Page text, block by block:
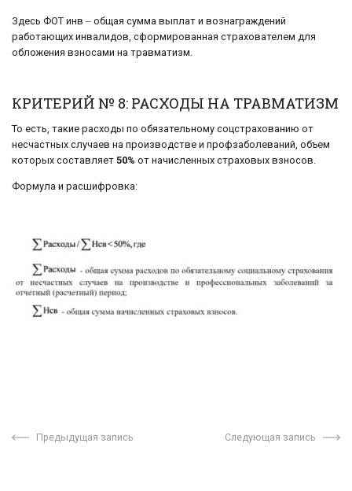
Здесь ФОТ инв ‒ общая сумма выплат и вознаграждений
работающих инвалидов, сформированная страхователем для
обложения взносами на травматизм.
КРИТЕРИЙ № 8: РАСХОДЫ НА ТРАВМАТИЗМ
То есть, такие расходы по обязательному соцстрахованию от
несчастных случаев на производстве и профзаболеваний, объем
которых составляет 50% от начисленных страховых взносов.
Формула и расшифровка:
Предыдущая запись Следующая запись